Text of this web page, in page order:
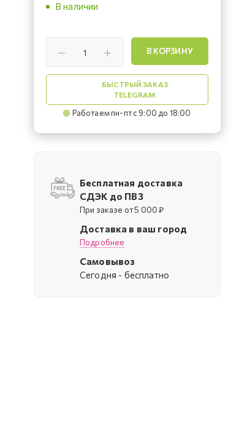
В наличии
В КОРЗИНУ
БЫСТРЫЙ ЗАКАЗ
TELEGRAM
Работаем пн-пт с 9:00 до 18:00
Бесплатная доставка
СДЭК до ПВЗ
При заказе от 5 000 ₽
Доставка в ваш город
Подробнее
Самовывоз
Cегодня - бесплатно